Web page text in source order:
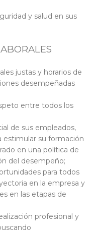
y salud en sus
justas y horarios de
desempeñadas
entre todos los
de sus empleados,
estimular su formación
en una política de
del desempeño;
para todos
en la empresa y
en las etapas de
profesional y